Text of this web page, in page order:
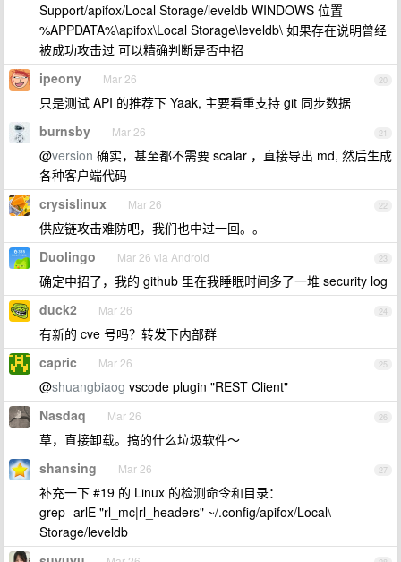
Support/apifox/Local Storage/leveldb WINDOWS 位置
%APPDATA%\apifox\Local Storage\leveldb\ 如果存在说明曾经
被成功攻击过 可以精确判断是否中招
20
ipeony Mar 26
只是测试 API 的推荐下 Yaak, 主要看重支持 git 同步数据
21
burnsby Mar 26
@version 确实，甚至都不需要 scalar ，直接导出 md, 然后生成
各种客户端代码
22
crysislinux Mar 26
供应链攻击难防吧，我们也中过一回。。
23
Duolingo Mar 26 via Android
确定中招了，我的 github 里在我睡眠时间多了一堆 security log
24
duck2 Mar 26
有新的 cve 号吗？转发下内部群
25
capric Mar 26
@shuangbiaog vscode plugin "REST Client"
26
Nasdaq Mar 26
草，直接卸载。搞的什么垃圾软件～
27
shansing Mar 26
补充一下 #19 的 Linux 的检测命令和目录：
grep -arlE "rl_mc|rl_headers" ~/.config/apifox/Local\
Storage/leveldb